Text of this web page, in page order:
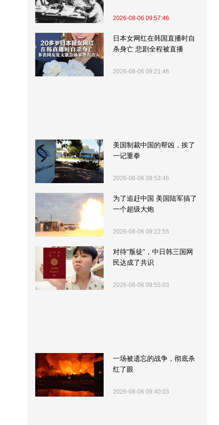
2026-08-06 09:57:46
日本女网红在韩国直播时自
杀身亡 悲剧全程被直播
2026-08-06 09:21:46
美国制裁中国的帮凶，挨了
一记重拳
2026-08-06 09:53:46
为了追赶中国 美国陆军搞了
一个超级大炮
2026-08-06 09:22:55
对待“叛徒”，中日韩三国网
民达成了共识
2026-08-06 09:55:03
一场被遗忘的战争，彻底杀
红了眼
2026-08-06 09:40:03